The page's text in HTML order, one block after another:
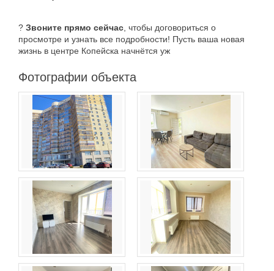
? Звоните прямо сейчас , чтобы договориться о
просмотре и узнать все подробности! Пусть ваша новая
жизнь в центре Копейска начнётся уж
Фотографии объекта